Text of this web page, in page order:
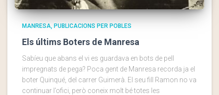
MANRESA PUBLICACIONS PER POBLES
Els últims Boters de Manresa
Sabíeu que abans el vi es guardava en bots de pell
impregnats de pega? Poca gent de Manresa recorda ja el
boter Quinqué, del carrer Guimerà. El seu fill Ramon no va
continuar l’ofici, però coneix molt bé totes les